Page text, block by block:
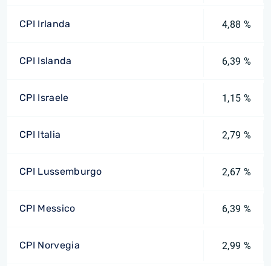
CPI Irlanda 4,88 %
CPI Islanda 6,39 %
CPI Israele 1,15 %
CPI Italia 2,79 %
CPI Lussemburgo 2,67 %
CPI Messico 6,39 %
CPI Norvegia 2,99 %